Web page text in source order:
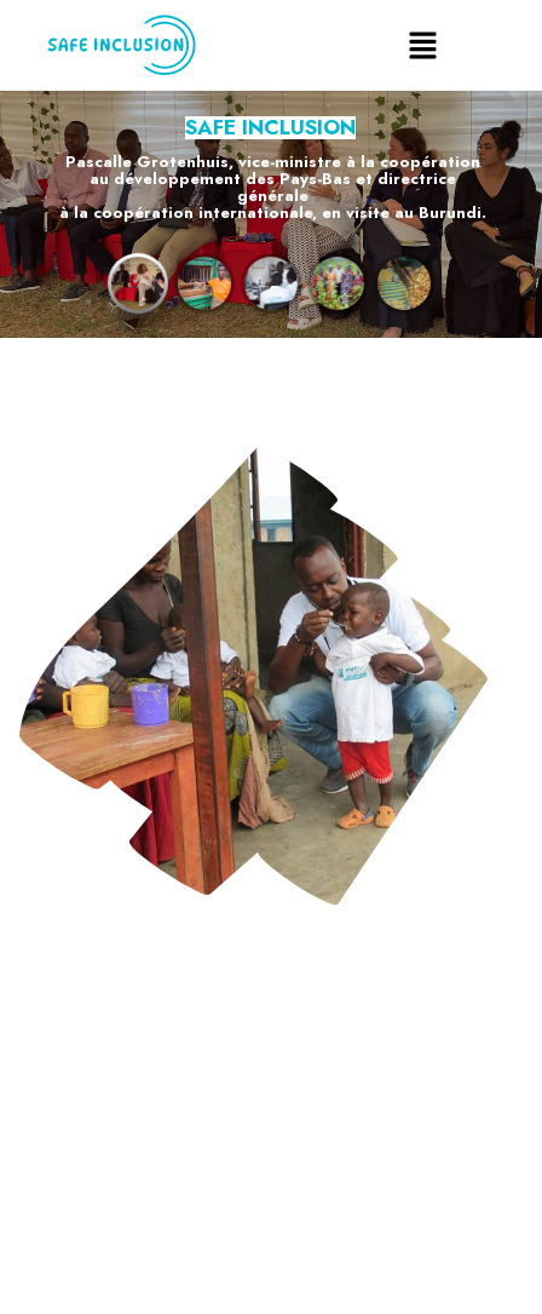
Pascalle Grotenhuis, vice-ministre à la coopération
au développement des Pays-Bas et directrice
générale
à la coopération internationale, en visite au Burundi.
SAFE INCLUSION